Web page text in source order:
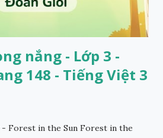
nắng - Lớp 3 -
148 - Tiếng Việt 3
- Forest in the Sun Forest in the